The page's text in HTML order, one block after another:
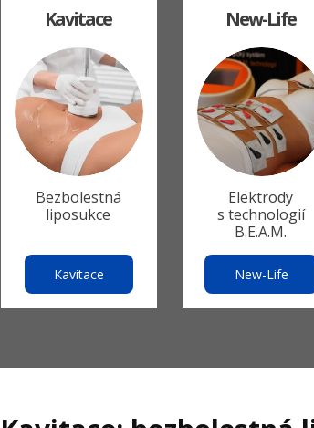
Kavitace
Bezbolestná
liposukce
Kavitace
New-Life
Elektrody
s technologií
B.E.A.M.
New-Life